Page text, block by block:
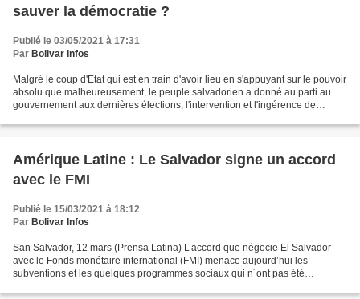
sauver la démocratie ?
Publié le 03/05/2021 à 17:31
Par Bolivar Infos
Malgré le coup d'Etat qui est en train d'avoir lieu en s'appuyant sur le pouvoir
absolu que malheureusement, le peuple salvadorien a donné au parti au
gouvernement aux dernières élections, l'intervention et l'ingérence de
Amérique Latine : Le Salvador signe un accord
avec le FMI
Publié le 15/03/2021 à 18:12
Par Bolivar Infos
San Salvador, 12 mars (Prensa Latina) L’accord que négocie El Salvador
avec le Fonds monétaire international (FMI) menace aujourd’hui les
subventions et les quelques programmes sociaux qui n´ont pas été